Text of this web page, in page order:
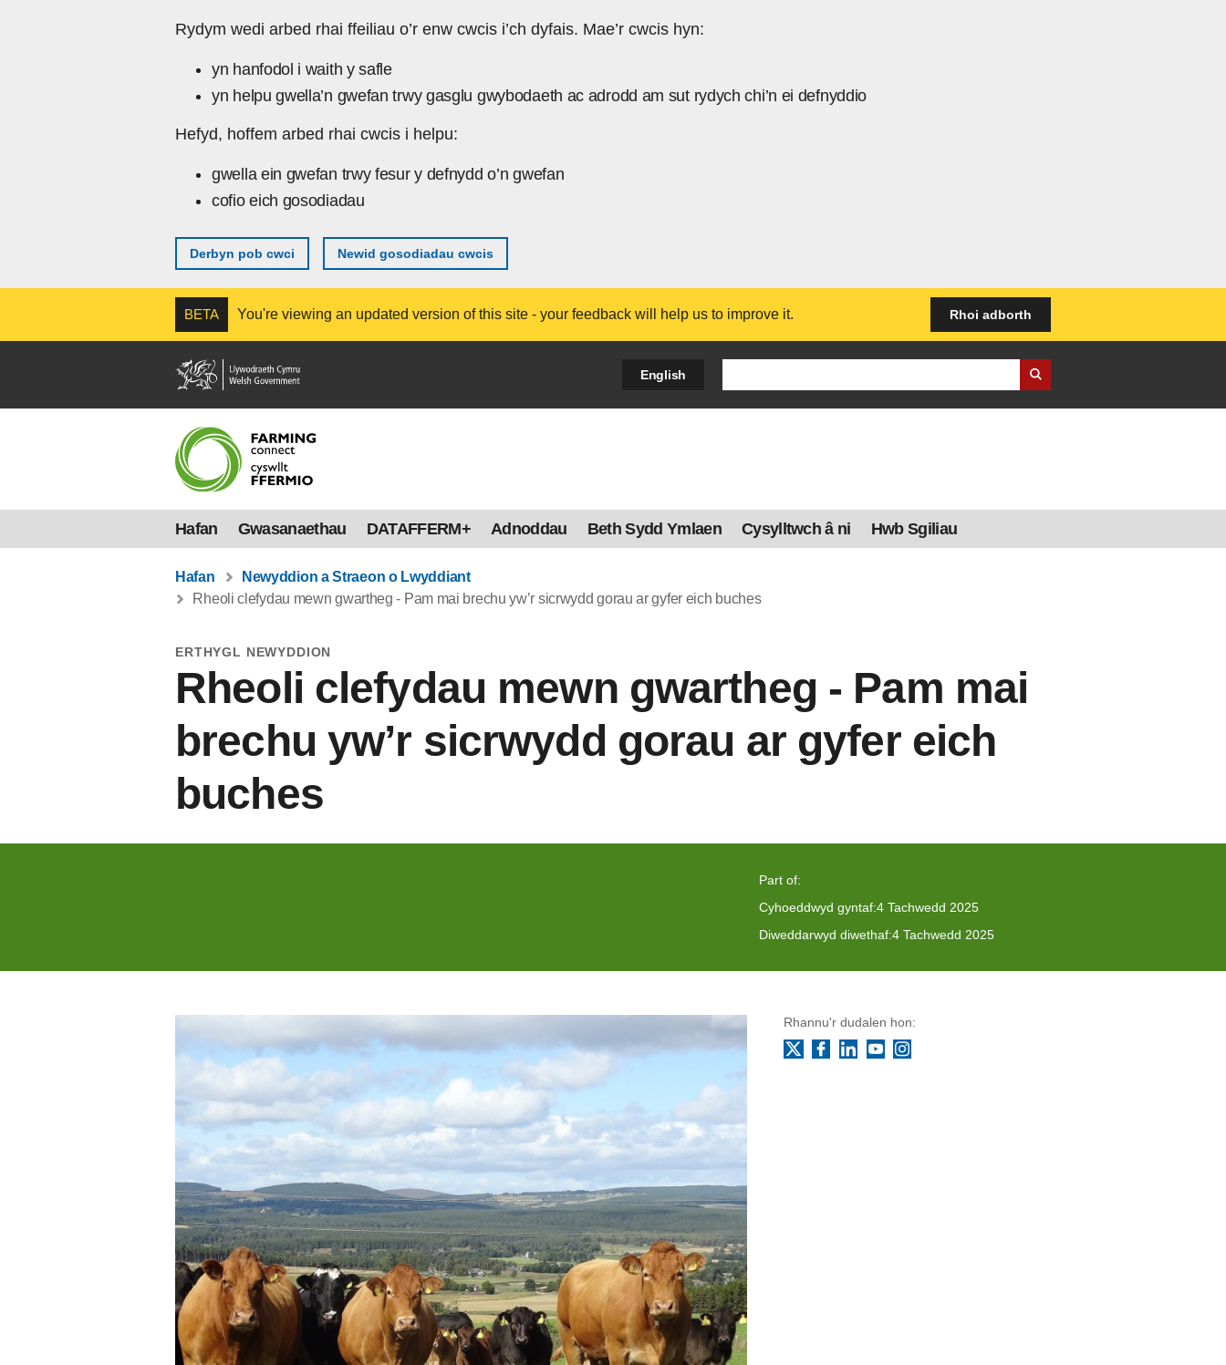
Rydym wedi arbed rhai ffeiliau o’r enw cwcis i’ch dyfais. Mae’r cwcis hyn:
yn hanfodol i waith y safle
yn helpu gwella’n gwefan trwy gasglu gwybodaeth ac adrodd am sut rydych chi’n ei defnyddio
Hefyd, hoffem arbed rhai cwcis i helpu:
gwella ein gwefan trwy fesur y defnydd o’n gwefan
cofio eich gosodiadau
Derbyn pob cwci Newid gosodiadau cwcis
BETA You're viewing an updated version of this site - your feedback will help us to improve it. Rhoi adborth
English
Hafan Gwasanaethau DATAFFERM+ Adnoddau Beth Sydd Ymlaen Cysylltwch â ni Hwb Sgiliau
Hafan
Newyddion a Straeon o Lwyddiant
Rheoli clefydau mewn gwartheg - Pam mai brechu yw’r sicrwydd gorau ar gyfer eich buches
ERTHYGL NEWYDDION
Rheoli clefydau mewn gwartheg - Pam mai
brechu yw’r sicrwydd gorau ar gyfer eich
buches
Part of:
Cyhoeddwyd gyntaf:4 Tachwedd 2025
Diweddarwyd diwethaf:4 Tachwedd 2025
Rhannu'r dudalen hon:
Facebook
LinkedInYouTubeInstagram